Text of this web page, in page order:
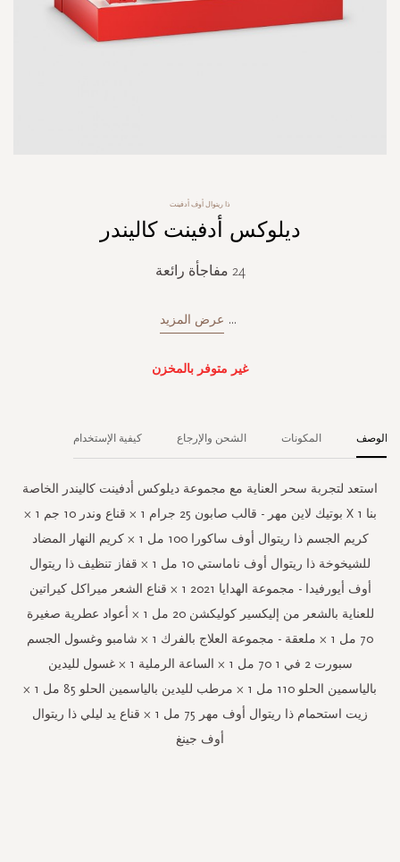
ذا ريتوال أوف أدفينت
ديلوكس أدفينت كاليندر
24 مفاجأة رائعة
... عرض المزيد
غير متوفر بالمخزن
الوصف
استعد لتجربة سحر العناية مع مجموعة ديلوكس أدفينت كاليندر الخاصة
بنا 1 X بوتيك لاين مهر - قالب صابون 25 جرام 1 × قناع وندر 10 جم 1 ×
كريم الجسم ذا ريتوال أوف ساكورا 100 مل 1 × كريم النهار المضاد
للشيخوخة ذا ريتوال أوف ناماستي 10 مل 1 × قفاز تنظيف ذا ريتوال
أوف أيورفيدا - مجموعة الهدايا 2021 1 × قناع الشعر ميراكل كيراتين
للعناية بالشعر من إليكسير كوليكشن 20 مل 1 × أعواد عطرية صغيرة
70 مل 1 × ملعقة - مجموعة العلاج بالفرك 1 × شامبو وغسول الجسم
سبورت 2 في 1 70 مل 1 × الساعة الرملية 1 × غسول لليدين
بالياسمين الحلو 110 مل 1 × مرطب لليدين بالياسمين الحلو 85 مل 1 ×
زيت استحمام ذا ريتوال أوف مهر 75 مل 1 × قناع يد ليلي ذا ريتوال
أوف جينغ
المكونات الشحن والإرجاع كيفية الإستخدام